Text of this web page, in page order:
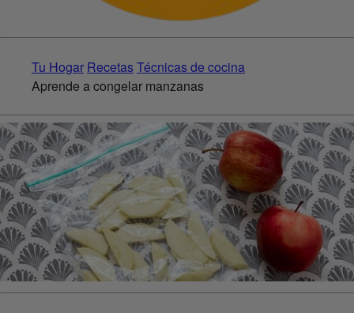
Tu Hogar RecetasTécnicas de cocina
Aprende a congelar manzanas